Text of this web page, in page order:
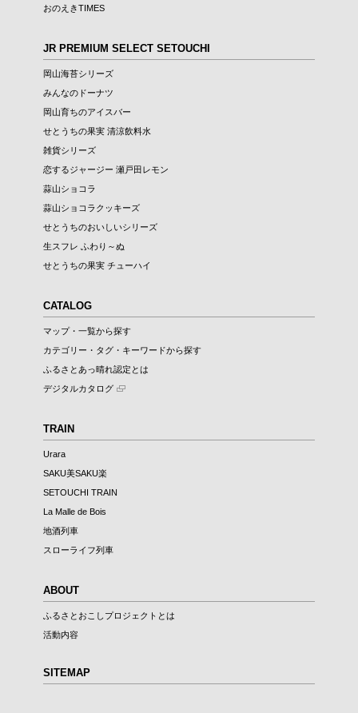
おのえきTIMES
JR PREMIUM SELECT SETOUCHI
岡山海苔シリーズ
みんなのドーナツ
岡山育ちのアイスバー
せとうちの果実 清涼飲料水
雑貨シリーズ
恋するジャージー 瀬戸田レモン
蒜山ショコラ
蒜山ショコラクッキーズ
せとうちのおいしいシリーズ
生スフレ ふわり～ぬ
せとうちの果実 チューハイ
CATALOG
マップ・一覧から探す
カテゴリー・タグ・キーワードから探す
ふるさとあっ晴れ認定とは
デジタルカタログ
TRAIN
Urara
SAKU美SAKU楽
SETOUCHI TRAIN
La Malle de Bois
地酒列車
スローライフ列車
ABOUT
ふるさとおこしプロジェクトとは
活動内容
SITEMAP